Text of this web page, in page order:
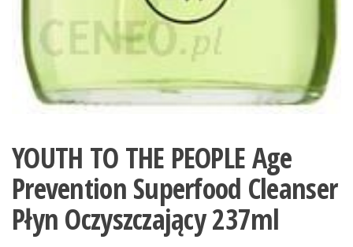
YOUTH TO THE PEOPLE Age
Prevention Superfood Cleanser
Płyn Oczyszczający 237ml